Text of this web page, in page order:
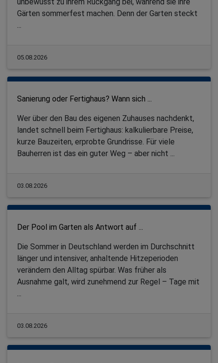
Gärten sommerfest machen. Denn der Garten steckt
...
05.08.2026
Sanierung oder Fertighaus? Wann sich ...
Wer über den Bau des eigenen Zuhauses nachdenkt,
landet schnell beim Fertighaus: kalkulierbare Preise,
kurze Bauzeiten, erprobte Grundrisse. Für viele
Bauherren ist das ein guter Weg – aber nicht ...
03.08.2026
Der Pool im Garten als Antwort auf ...
Die Sommer in Deutschland werden im Durchschnitt
länger und intensiver, anhaltende Hitzeperioden
verändern den Alltag spürbar. Was früher als
Ausnahme galt, wird zunehmend zur Regel – Tage mit
...
03.08.2026